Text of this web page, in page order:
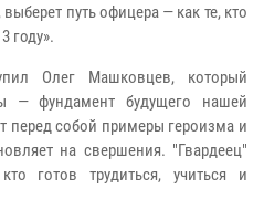
путь офицера — как те, кто
году».
Олег Машковцев, который
— фундамент будущего нашей
перед собой примеры героизма и
на свершения. "Гвардеец"
готов трудиться, учиться и